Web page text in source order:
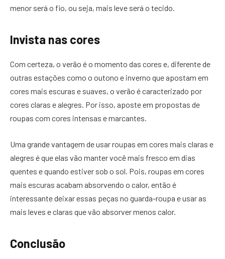
menor será o fio, ou seja, mais leve será o tecido.
Invista nas cores
Com certeza, o verão é o momento das cores e, diferente de
outras estações como o outono e inverno que apostam em
cores mais escuras e suaves, o verão é caracterizado por
cores claras e alegres. Por isso, aposte em propostas de
roupas com cores intensas e marcantes.
Uma grande vantagem de usar roupas em cores mais claras e
alegres é que elas vão manter você mais fresco em dias
quentes e quando estiver sob o sol. Pois, roupas em cores
mais escuras acabam absorvendo o calor, então é
interessante deixar essas peças no guarda-roupa e usar as
mais leves e claras que vão absorver menos calor.
Conclusão